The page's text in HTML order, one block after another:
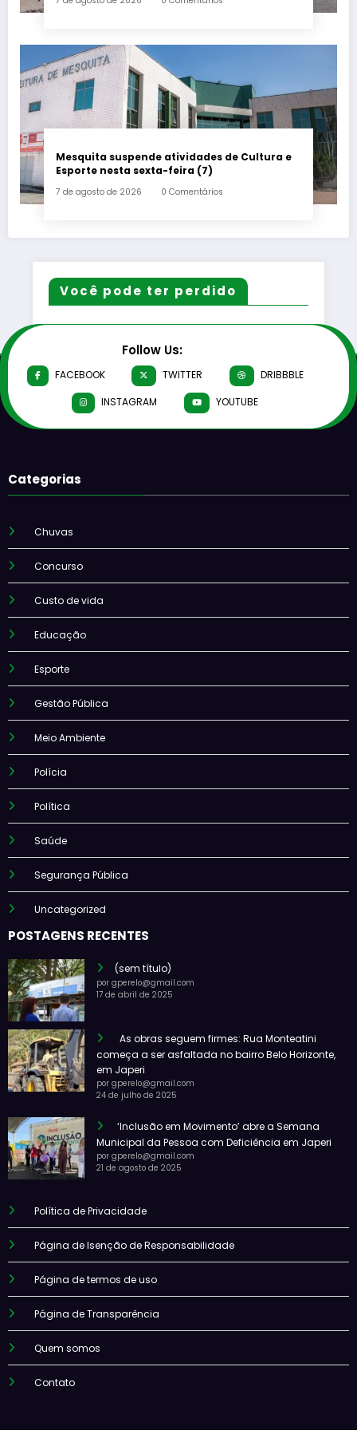
Mesquita suspende atividades de Cultura e
Esporte nesta sexta-feira (7)
7 de agosto de 2026 0 Comentários
Você pode ter perdido
Follow Us:
FACEBOOK TWITTER
DRIBBBLE
INSTAGRAM
YOUTUBE
Categorias
Chuvas
Concurso
Custo de vida
Educação
Esporte
Gestão Pública
Meio Ambiente
Polícia
Política
Saúde
Segurança Pública
Uncategorized
POSTAGENS RECENTES
(sem título)
por gperelo@gmail.com
17 de abril de 2025
As obras seguem firmes: Rua Monteatini
começa a ser asfaltada no bairro Belo Horizonte,
em Japeri
por gperelo@gmail.com
24 de julho de 2025
‘Inclusão em Movimento’ abre a Semana
Municipal da Pessoa com Deficiência em Japeri
por gperelo@gmail.com
21 de agosto de 2025
Política de Privacidade
Página de Isenção de Responsabilidade
Página de termos de uso
Página de Transparência
Quem somos
Contato